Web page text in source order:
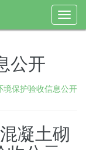
公开
境保护验收信息公开
凝土砌